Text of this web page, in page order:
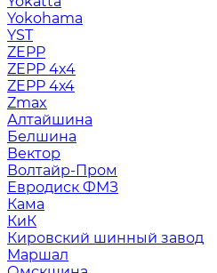
Yokohama
YST
ZEPP
ZEPP 4x4
ZEPP 4х4
Zmax
Алтайшина
Белшина
Вектор
Волтайр-Пром
Евродиск ФМЗ
Кама
КиК
Кировский шинный завод
Маршал